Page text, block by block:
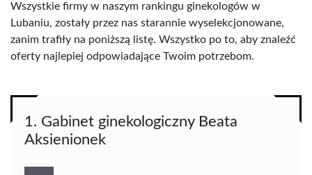
Wszystkie firmy w naszym rankingu ginekologów w
Lubaniu, zostały przez nas starannie wyselekcjonowane,
zanim trafiły na poniższą listę. Wszystko po to, aby znaleźć
oferty najlepiej odpowiadające Twoim potrzebom.
1. Gabinet ginekologiczny Beata
Aksienionek